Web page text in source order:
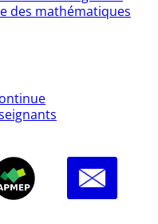
des mathématiques